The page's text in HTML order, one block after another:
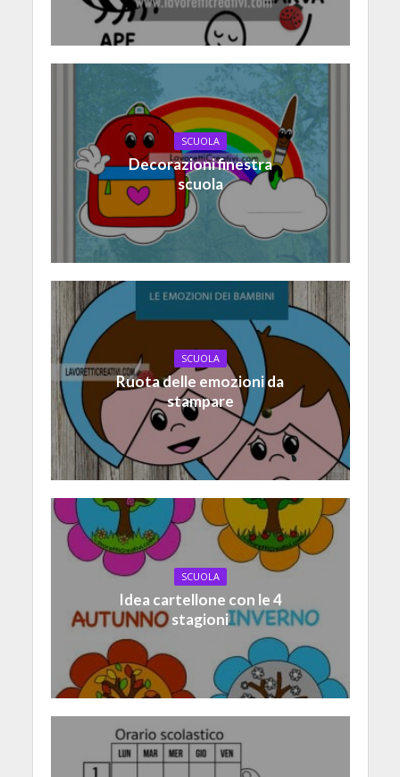
SCUOLA
Decorazioni finestra
scuola
SCUOLA
Ruota delle emozioni da
stampare
SCUOLA
Idea cartellone con le 4
stagioni